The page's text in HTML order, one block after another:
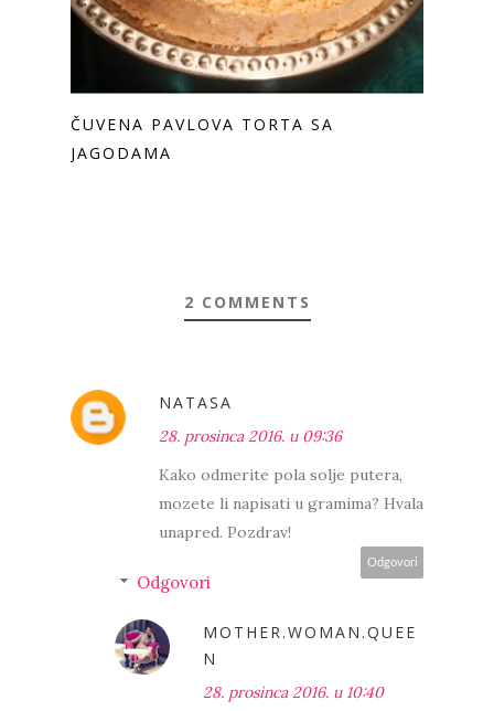
ČUVENA PAVLOVA TORTA SA
JAGODAMA
2 COMMENTS
NATASA
28. prosinca 2016. u 09:36
Kako odmerite pola solje putera,
mozete li napisati u gramima? Hvala
unapred. Pozdrav!
Odgovori
Odgovori
MOTHER.WOMAN.QUEE
N
28. prosinca 2016. u 10:40